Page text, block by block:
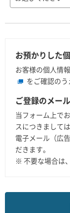
お預かりした
お客様の個人情
をご確認のう
ご登録のメー
当フォーム上で
スにつきましては
電子メール（広
だきます。
※ 不要な場合は